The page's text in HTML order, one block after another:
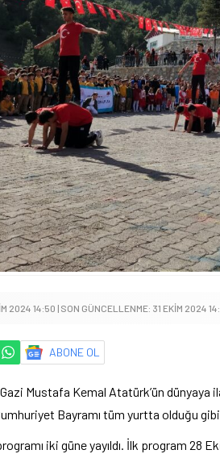
2024 14:50 | SON GÜNCELLENME: 31 EKIM 2024
ABONE OL
Mustafa Kemal Atatürk’ün dünyaya
Bayramı tüm yurtta olduğu
iki güne yayıldı. İlk program 28